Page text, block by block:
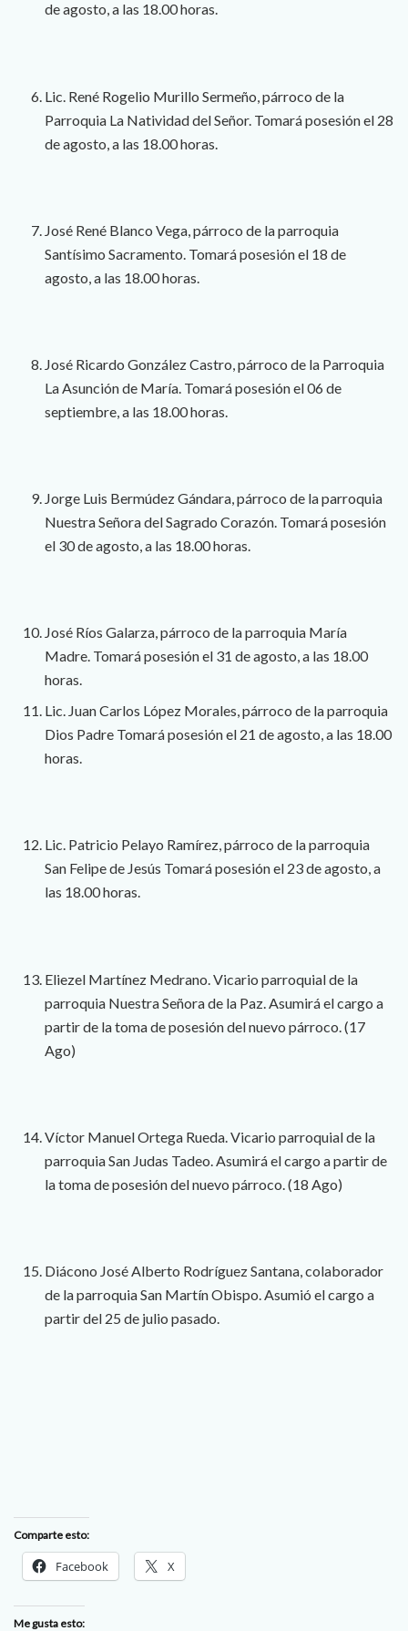
de agosto, a las 18.00 horas.
Lic. René Rogelio Murillo Sermeño, párroco de la
Parroquia La Natividad del Señor. Tomará posesión el 28
de agosto, a las 18.00 horas.
José René Blanco Vega, párroco de la parroquia
Santísimo Sacramento. Tomará posesión el 18 de
agosto, a las 18.00 horas.
José Ricardo González Castro, párroco de la Parroquia
La Asunción de María. Tomará posesión el 06 de
septiembre, a las 18.00 horas.
Jorge Luis Bermúdez Gándara, párroco de la parroquia
Nuestra Señora del Sagrado Corazón. Tomará posesión
el 30 de agosto, a las 18.00 horas.
José Ríos Galarza, párroco de la parroquia María
Madre. Tomará posesión el 31 de agosto, a las 18.00
horas.
Lic. Juan Carlos López Morales, párroco de la parroquia
Dios Padre Tomará posesión el 21 de agosto, a las 18.00
horas.
Lic. Patricio Pelayo Ramírez, párroco de la parroquia
San Felipe de Jesús Tomará posesión el 23 de agosto, a
las 18.00 horas.
Eliezel Martínez Medrano. Vicario parroquial de la
parroquia Nuestra Señora de la Paz. Asumirá el cargo a
partir de la toma de posesión del nuevo párroco. (17
Ago)
Víctor Manuel Ortega Rueda. Vicario parroquial de la
parroquia San Judas Tadeo. Asumirá el cargo a partir de
la toma de posesión del nuevo párroco. (18 Ago)
Diácono José Alberto Rodríguez Santana, colaborador
de la parroquia San Martín Obispo. Asumió el cargo a
partir del 25 de julio pasado.
Comparte esto:
Facebook X
Me gusta esto: